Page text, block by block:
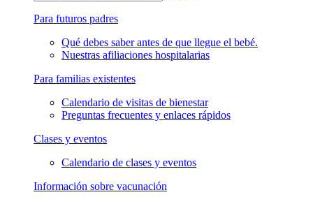
Para futuros padres
Qué debes saber antes de que llegue el bebé.
Nuestras afiliaciones hospitalarias
Para familias existentes
Calendario de visitas de bienestar
Preguntas frecuentes y enlaces rápidos
Clases y eventos
Calendario de clases y eventos
Información sobre vacunación